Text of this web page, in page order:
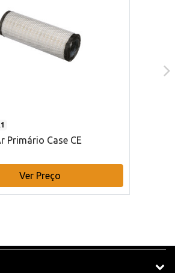
Primário Case CE
Ver Preço